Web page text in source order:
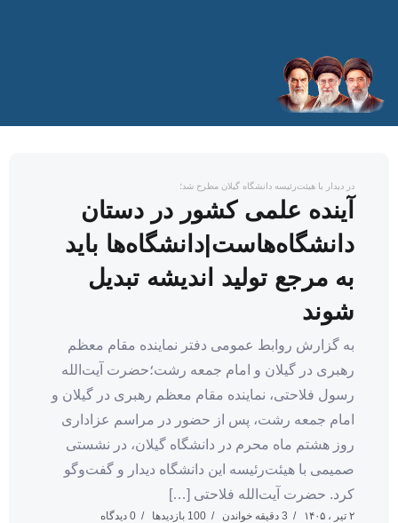
در دیدار با هیئت‌رئیسه دانشگاه گیلان مطرح شد؛
آینده علمی کشور در دستان
دانشگاه‌هاست|دانشگاه‌ها باید
به مرجع تولید اندیشه تبدیل
شوند
به گزارش روابط عمومی دفتر نماینده مقام معظم
رهبری در گیلان و امام جمعه رشت؛حضرت آیت‌الله
رسول فلاحتی، نماینده مقام معظم رهبری در گیلان و
امام جمعه رشت، پس از حضور در مراسم عزاداری
روز هشتم ماه محرم در دانشگاه گیلان، در نشستی
صمیمی با هیئت‌رئیسه این دانشگاه دیدار و گفت‌وگو
کرد. حضرت آیت‌الله فلاحتی […]
۲ تیر ، ۱۴۰۵ 3 دقیقه خواندن 100 بازدیدها 0 دیدگاه